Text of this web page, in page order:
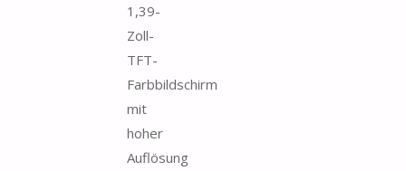
1,39-
Zoll-
TFT-
Farbbildschirm
mit
hoher
Auflösung